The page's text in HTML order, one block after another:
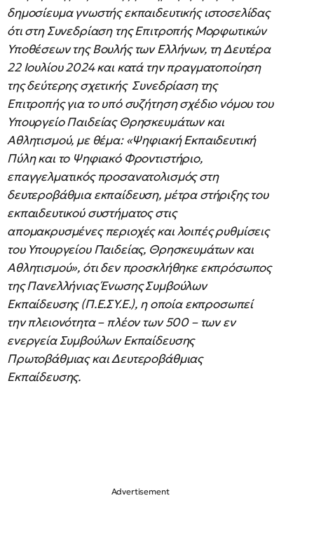
δημοσίευμα γνωστής εκπαιδευτικής ιστοσελίδας
ότι στη Συνεδρίαση της Επιτροπής Μορφωτικών
Υποθέσεων της Βουλής των Ελλήνων, τη Δευτέρα
22 Ιουλίου 2024 και κατά την πραγματοποίηση
της δεύτερης σχετικής Συνεδρίαση της
Επιτροπής για το υπό συζήτηση σχέδιο νόμου του
Υπουργείο Παιδείας Θρησκευμάτων και
Αθλητισμού, με θέμα: «Ψηφιακή Εκπαιδευτική
Πύλη και το Ψηφιακό Φροντιστήριο,
επαγγελματικός προσανατολισμός στη
δευτεροβάθμια εκπαίδευση, μέτρα στήριξης του
εκπαιδευτικού συστήματος στις
απομακρυσμένες περιοχές και λοιπές ρυθμίσεις
του Υπουργείου Παιδείας, Θρησκευμάτων και
Αθλητισμού», ότι δεν προσκλήθηκε εκπρόσωπος
της Πανελλήνιας Ένωσης Συμβούλων
Εκπαίδευσης (Π.Ε.ΣΥ.Ε.), η οποία εκπροσωπεί
την πλειονότητα – πλέον των 500 – των εν
ενεργεία Συμβούλων Εκπαίδευσης
Πρωτοβάθμιας και Δευτεροβάθμιας
Εκπαίδευσης.